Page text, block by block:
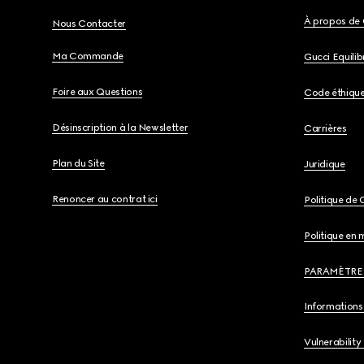
Nous Contacter
Ma Commande
Foire aux Questions
Désinscription à la Newsletter
Plan du Site
Renoncer au contrat ici
À propos de
Gucci
Code
Carrières
Juridique
Politique de
Politique en
Informations
Vulnerability